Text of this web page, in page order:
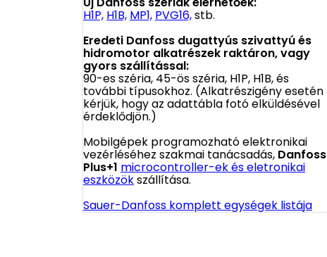
H1P, H1B, MP1, PVG16,stb.
Eredeti Danfoss dugattyús szivattyú és
hidromotor alkatrészek raktáron, vagy
gyors szállítással:
90-es széria, 45-ös széria, H1P, H1B, és
további típusokhoz. (Alkatrészigény esetén
kérjük, hogy az adattábla fotó elküldésével
érdeklődjön.)
Mobilgépek programozható elektronikai
vezérléséhez szakmai tanácsadás, Danfoss
Plus+1 microcontroller-ek és eletronikai
eszközökszállítása.
Sauer-Danfoss komplett egységek listája